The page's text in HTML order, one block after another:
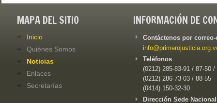
MAPA DEL SITIO
Inicio
Quiénes Somos
Noticias
Enlaces
Secretarías
INFORMACIÓN DE
Contáctenos por
Teléfonos
(0212) 285-83-91 / 87-50 /
(0212) 286-73-03 / 88-55
(0414) 150-32-30
Dirección Sede